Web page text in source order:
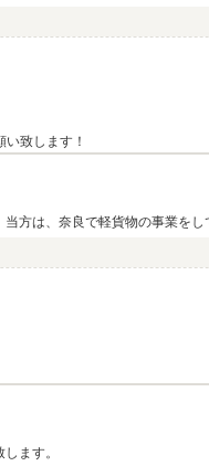
致します！
方は、奈良で軽貨物の事業をし
す。 車好きや、車を触れる方にとっ
ます。